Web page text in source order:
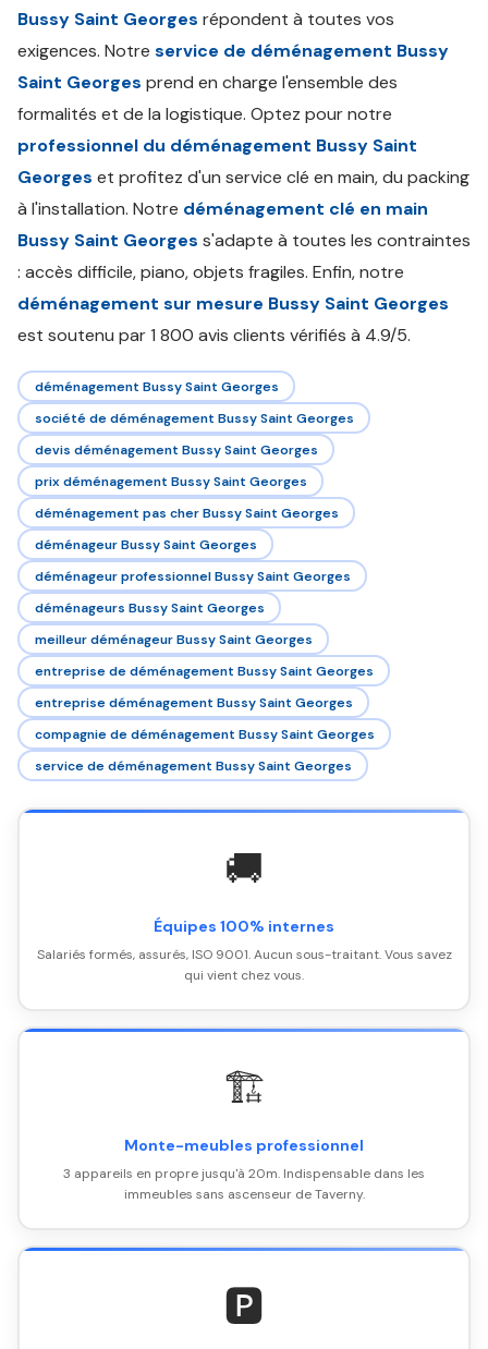
Bussy Saint Georges répondent à toutes vos
exigences. Notre service de déménagement Bussy
Saint Georges prend en charge l'ensemble des
formalités et de la logistique. Optez pour notre
professionnel du déménagement Bussy Saint
Georges et profitez d'un service clé en main, du packing
à l'installation. Notre déménagement clé en main
Bussy Saint Georges s'adapte à toutes les contraintes
: accès difficile, piano, objets fragiles. Enfin, notre
déménagement sur mesure Bussy Saint Georges
est soutenu par 1 800 avis clients vérifiés à 4.9/5.
déménagement Bussy Saint Georges
société de déménagement Bussy Saint Georges
devis déménagement Bussy Saint Georges
prix déménagement Bussy Saint Georges
déménagement pas cher Bussy Saint Georges
déménageur Bussy Saint Georges
déménageur professionnel Bussy Saint Georges
déménageurs Bussy Saint Georges
meilleur déménageur Bussy Saint Georges
entreprise de déménagement Bussy Saint Georges
entreprise déménagement Bussy Saint Georges
compagnie de déménagement Bussy Saint Georges
service de déménagement Bussy Saint Georges
🚚
Équipes 100% internes
Salariés formés, assurés, ISO 9001. Aucun sous-traitant. Vous savez
qui vient chez vous.
🏗️
Monte-meubles professionnel
3 appareils en propre jusqu'à 20m. Indispensable dans les
immeubles sans ascenseur de Taverny.
🅿️